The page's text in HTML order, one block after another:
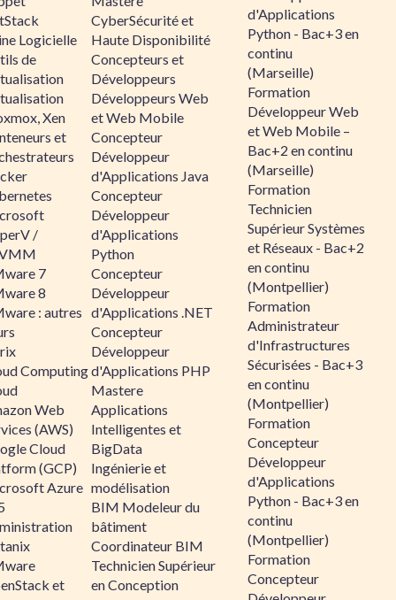
Logicielle
de
Xen
et
/
7
8
: autres
Computing
Web
(AWS)
Cloud
(GCP)
Azure
et
CyberSécurité et
Haute Disponibilité
Concepteurs et
Développeurs
Développeurs Web
et Web Mobile
Concepteur
Développeur
d'Applications Java
Concepteur
Développeur
d'Applications
Python
Concepteur
Développeur
d'Applications .NET
Concepteur
Développeur
d'Applications PHP
Mastere
Applications
Intelligentes et
BigData
Ingénierie et
modélisation
BIM Modeleur du
bâtiment
Coordinateur BIM
Technicien Supérieur
en Conception
d'Applications
Python - Bac+3 en
continu
(Marseille)
Formation
Développeur Web
et Web Mobile –
Bac+2 en continu
(Marseille)
Formation
Technicien
Supérieur Systèmes
et Réseaux - Bac+2
en continu
(Montpellier)
Formation
Administrateur
d'Infrastructures
Sécurisées - Bac+3
en continu
(Montpellier)
Formation
Concepteur
Développeur
d'Applications
Python - Bac+3 en
continu
(Montpellier)
Formation
Concepteur